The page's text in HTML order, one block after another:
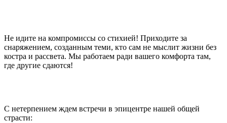
Не идите на компромиссы со стихией! Приходите за
снаряжением, созданным теми, кто сам не мыслит жизни без
костра и рассвета. Мы работаем ради вашего комфорта там,
где другие сдаются!
С нетерпением ждем встречи в эпицентре нашей общей
страсти: